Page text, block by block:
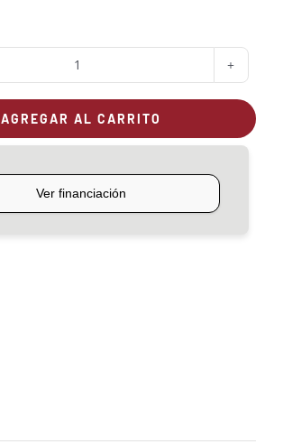
Horno
mediano
Algarrobo
de
empotrar
cantidad
AGREGAR AL CARRITO